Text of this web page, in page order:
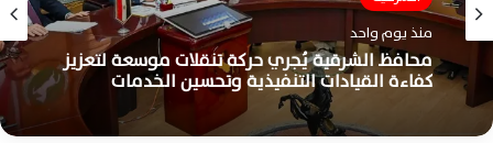
الشرقية
منذ يوم واحد
الشرقية
منذ 3 أيام
محافظ الشرقية يفتتح مبنى مركز كفر صقر الجديد